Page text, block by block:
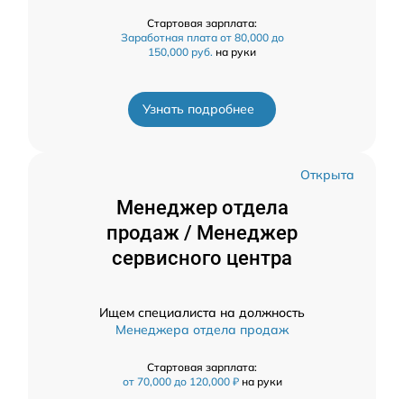
Стартовая зарплата:
Заработная плата от 80,000 до
150,000 руб. на руки
Узнать подробнее
Открыта
Менеджер отдела
продаж / Менеджер
сервисного центра
Ищем специалиста на должность
Менеджера отдела продаж
Стартовая зарплата:
от 70,000 до 120,000 ₽ на руки